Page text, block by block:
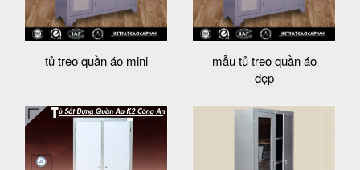
tủ treo quần áo mini
mẫu tủ treo quần áo
đẹp